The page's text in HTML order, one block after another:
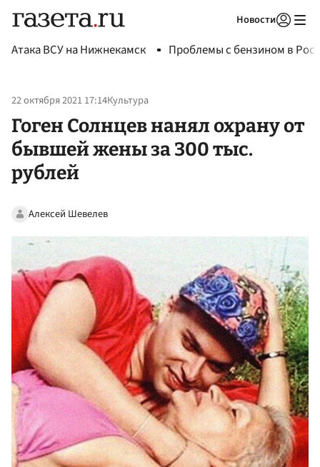
Новости
Атака ВСУ на Нижнекамск Проблемы с бензином в
22 октября 2021 17:14Культура
Гоген Солнцев нанял охрану от
бывшей жены за 300 тыс.
рублей
Алексей Шевелев